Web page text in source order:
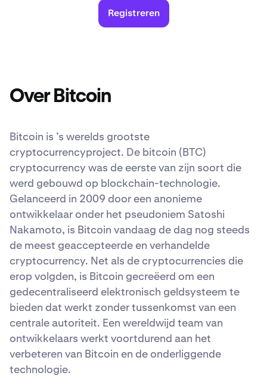
Registreren
Over Bitcoin
Bitcoin is ’s werelds grootste
cryptocurrencyproject. De bitcoin (BTC)
cryptocurrency was de eerste van zijn soort die
werd gebouwd op blockchain-technologie.
Gelanceerd in 2009 door een anonieme
ontwikkelaar onder het pseudoniem Satoshi
Nakamoto, is Bitcoin vandaag de dag nog steeds
de meest geaccepteerde en verhandelde
cryptocurrency. Net als de cryptocurrencies die
erop volgden, is Bitcoin gecreëerd om een
gedecentraliseerd elektronisch geldsysteem te
bieden dat werkt zonder tussenkomst van een
centrale autoriteit. Een wereldwijd team van
ontwikkelaars werkt voortdurend aan het
verbeteren van Bitcoin en de onderliggende
technologie.